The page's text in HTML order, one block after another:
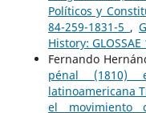
Políticos y
84-259-1831-5 ,
History:
Fernando
pénal (1810)
latinoamericana
el movimiento